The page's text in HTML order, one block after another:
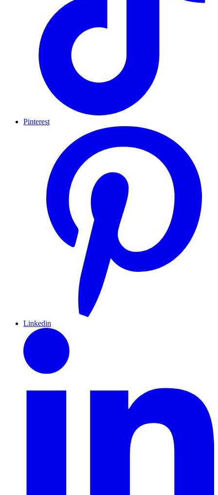
Pinterest
Linkedin